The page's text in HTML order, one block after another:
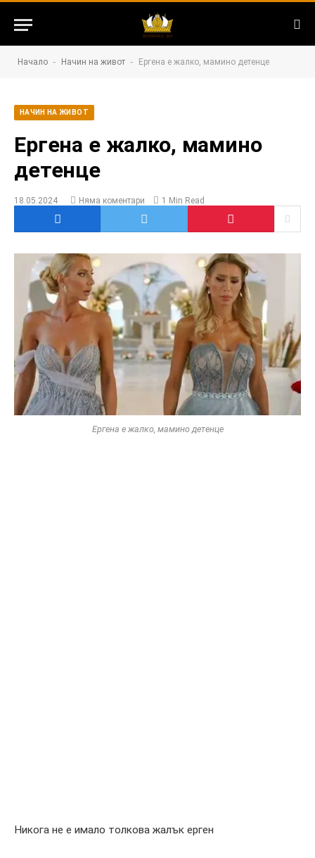
Начало - Начин на живот - Ергена е жалко, мамино детенце
НАЧИН НА ЖИВОТ
Ергена е жалко, мамино
детенце
18.05.2024 Няма коментари 1 Min Read
Ергена е жалко, мамино детенце
Никога не е имало толкова жалък ерген